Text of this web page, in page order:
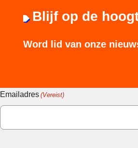
Blijf op de
Word lid van onze
Emailadres (Vereist)